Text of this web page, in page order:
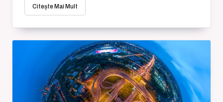
Citește Mai Mult